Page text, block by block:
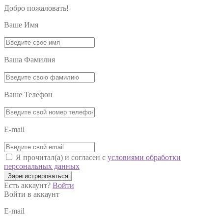
Добро пожаловать!
Ваше Имя
Ваша Фамилия
Ваше Телефон
E-mail
Я прочитал(а) и согласен с условиями обработки
персональных данных
Зарегистрироваться
Есть аккаунт? Войти
Войти в аккаунт
E-mail